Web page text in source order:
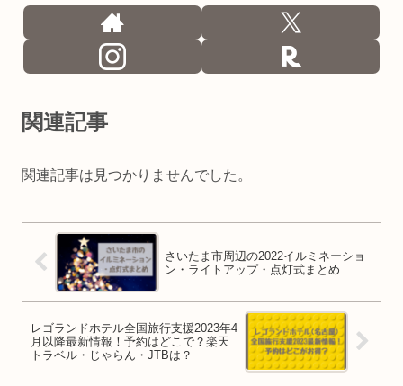
関連記事
関連記事は見つかりませんでした。
さいたま市周辺の2022イルミネーショ
ン・ライトアップ・点灯式まとめ
レゴランドホテル全国旅行支援2023年4
月以降最新情報！予約はどこで？楽天
トラベル・じゃらん・JTBは？